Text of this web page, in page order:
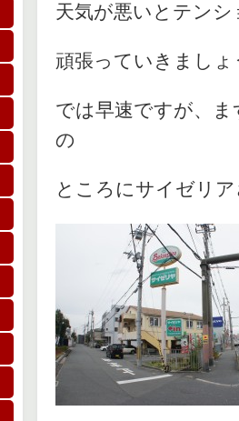
天気が悪いとテン
頑張っていきましょ
では早速ですが、ま
の
ところにサイゼリ